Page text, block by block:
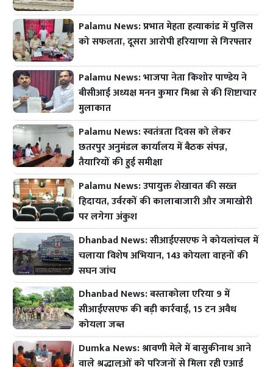
Palamu News: प्रभात मेहता हत्याकांड में पुलिस
को सफलता, दूसरा आरोपी हरियाणा से गिरफ्तार
Palamu News: भाजपा नेता किशोर पाण्डेय ने
बीसीआई अध्यक्ष मनन कुमार मिश्रा से की शिष्टाचार
मुलाकात
Palamu News: स्वतंत्रता दिवस को लेकर
छतरपुर अनुमंडल कार्यालय में बैठक संपन्न,
तैयारियों की हुई समीक्षा
Palamu News: उपायुक्त शेखावत की सख्त
हिदायत, उर्वरकों की कालाबाजारी और जमाखोरी
पर लगेगा अंकुश
Dhanbad News: सीआईएसएफ ने कोयलांचल में
चलाया विशेष अभियान, 143 कोयला वाहनों की
सघन जांच
Dhanbad News: बस्ताकोला एरिया 9 में
सीआईएसएफ की बड़ी कार्रवाई, 15 टन अवैध
कोयला जब्त
Dumka News: श्रावणी मेले में बासुकीनाथ आने
वाले श्रद्धालुओं को परिजनों से मिला रही एआई